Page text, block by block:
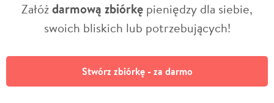
Załóżdarmową zbiórkę pieniędzy dla siebie,
swoich bliskich lub potrzebujących!
Stwórz zbiórkę - za darmo